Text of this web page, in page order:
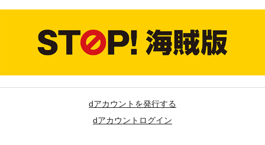
dアカウントを発行する
dアカウントログイン